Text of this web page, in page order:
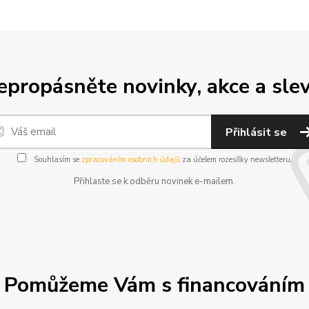
novinky, akce a
Přihlásit se
Souhlasím se zpracováním osobních údajůza účelem rozesílky newsletteru.
Přihlaste se k odběru novinek e-mailem.
Pomůžeme Vám s financováním